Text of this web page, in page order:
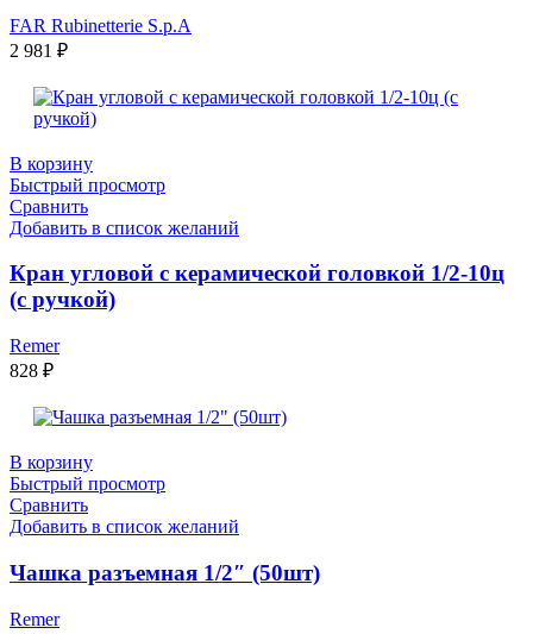
FAR Rubinetterie S.p.A
2 981 ₽
В корзину
Быстрый просмотр
Сравнить
Добавить в список желаний
Кран угловой с керамической головкой 1/2-10ц
(с ручкой)
Remer
828 ₽
В корзину
Быстрый просмотр
Сравнить
Добавить в список желаний
Чашка разъемная 1/2″ (50шт)
Remer